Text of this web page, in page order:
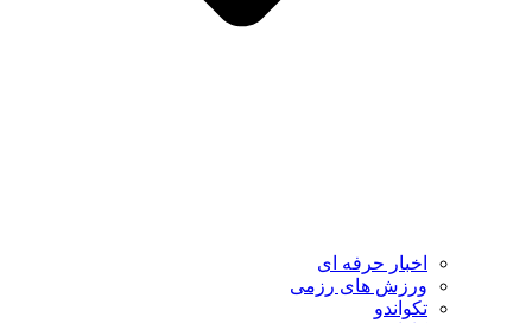
اخبار حرفه ای
ورزش های رزمی
تکواندو